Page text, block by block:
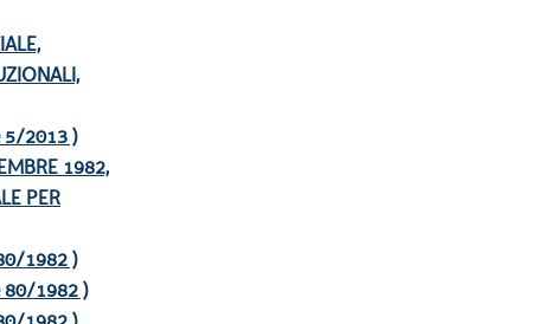
5/2013 )
1982,
PER
1982 )
80/1982 )